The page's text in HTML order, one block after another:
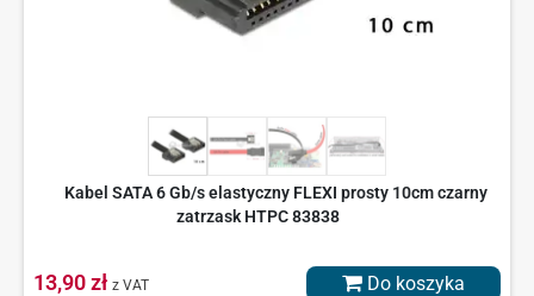
Kabel SATA 6 Gb/s elastyczny FLEXI prosty 10cm czarny
zatrzask HTPC 83838
13,90 zł z VAT Do koszyka